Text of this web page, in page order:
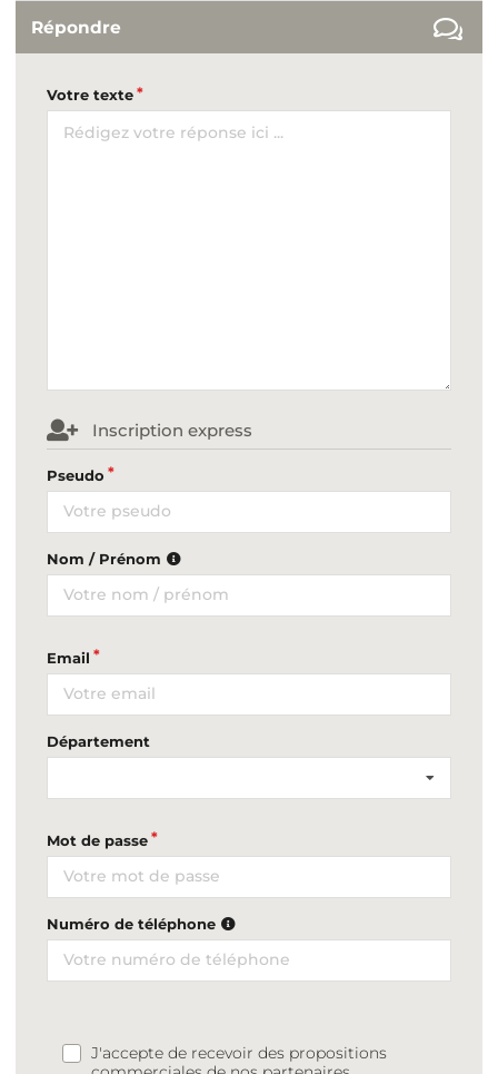
Répondre
Votre texte
Inscription express
Pseudo
Nom / Prénom
Email
Département
Mot de passe
Numéro de téléphone
J'accepte de recevoir des propositions